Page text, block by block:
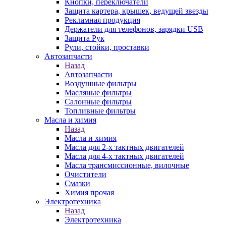
Кнопки, переключатели
Защита картера, крышек, ведущей звезды
Рекламная продукция
Держатели для телефонов, зарядки USB
Защита Рук
Рули, стойки, проставки
Автозапчасти
Назад
Автозапчасти
Воздушные фильтры
Масляные фильтры
Салонные фильтры
Топливные фильтры
Масла и химия
Назад
Масла и химия
Масла для 2-х тактных двигателей
Масла для 4-х тактных двигателей
Масла трансмиссионные, вилочные
Очистители
Смазки
Химия прочая
Электротехника
Назад
Электротехника